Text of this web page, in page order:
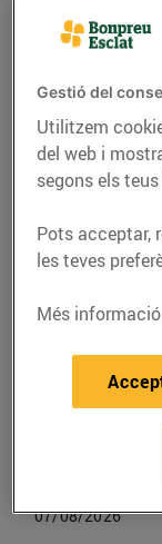
C.
Mollet del
936897799
07/08/2026
Gestió del
Utilitzem
del web i
segons els
Pots acceptar,
les teves
Més